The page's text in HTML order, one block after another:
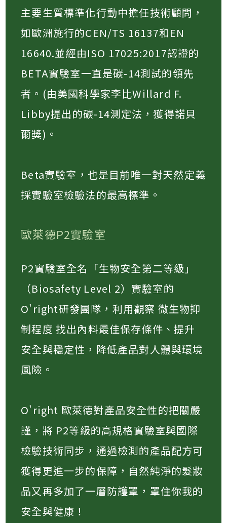
主要生質標準化行動中擔任技術顧問，
如歐洲施行的CEN/TS 16137和EN
16640.並經由ISO 17025:2017認證的
BETA實驗室一直是碳-14測試的領先
者。(由美國科學家李比Willard F.
Libby提出的碳-14測定法，獲得諾貝
爾獎)。​
Beta實驗室，也是目前唯一對天然定義
採實驗室檢驗法的最高標準。​
歐萊德P2實驗室
P2實驗室全名「生物安全第二等級」
（Biosafety Level 2）實驗室的
O'right研發團隊，利用觀察 微生物抑
制程度 找出內料最佳保存條件、提升
安全與穩定性，降低產品對人體與環境
風險​。
O'right 歐萊德對產品安全性的把關嚴
謹，將 P2等級的高規格實驗室與國際
檢驗技術同步，通過檢測的產品配方可
獲得更進一步的保障，自然純淨的髮妝
品又再多加了一層防護罩，罩住你我的
安全與健康！